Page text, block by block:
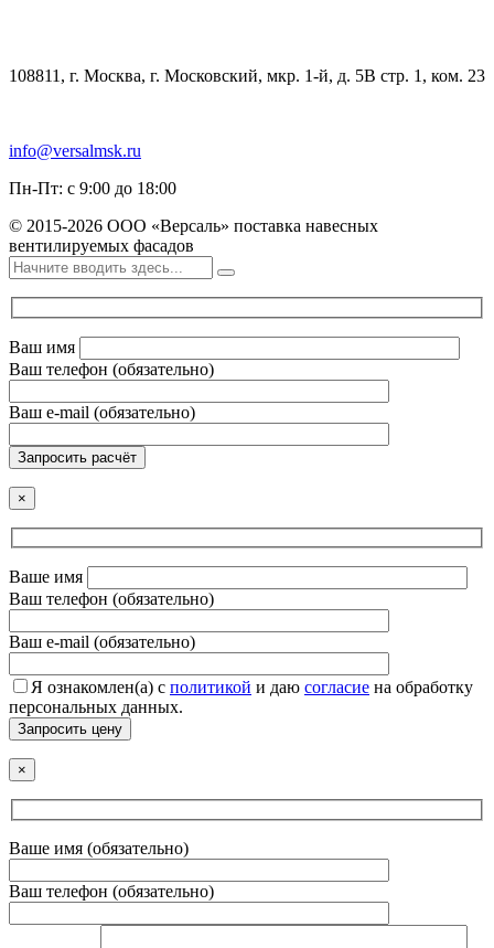
108811, г. Москва, г. Московский, мкр. 1-й, д. 5В стр. 1, ком. 23
info@versalmsk.ru
Пн-Пт: с 9:00 до 18:00
© 2015-2026 ООО «Версаль» поставка навесных
вентилируемых фасадов
Ваш имя
Ваш телефон (обязательно)
Ваш e-mail (обязательно)
Запросить расчёт
×
Ваше имя
Ваш телефон (обязательно)
Ваш e-mail (обязательно)
Я ознакомлен(а) с политикой и даю согласие на обработку
персональных данных.
Запросить цену
×
Ваше имя (обязательно)
Ваш телефон (обязательно)